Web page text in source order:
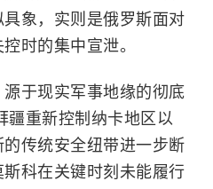
象，实则是俄罗斯面对
时的集中宣泄。
于现实军事地缘的彻底
疆重新控制纳卡地区以
传统安全纽带进一步断
科在关键时刻未能履行